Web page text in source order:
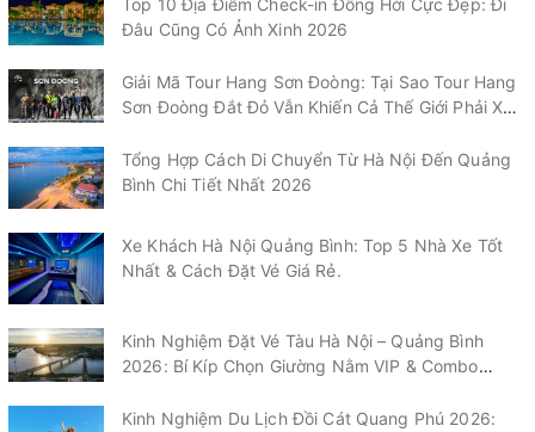
Top 10 Địa Điểm Check-in Đồng Hới Cực Đẹp: Đi
Đâu Cũng Có Ảnh Xinh 2026
Giải Mã Tour Hang Sơn Đoòng: Tại Sao Tour Hang
Sơn Đoòng Đắt Đỏ Vẫn Khiến Cả Thế Giới Phải Xếp
Tổng Hợp Cách Di Chuyển Từ Hà Nội Đến Quảng
Bình Chi Tiết Nhất 2026
Xe Khách Hà Nội Quảng Bình: Top 5 Nhà Xe Tốt
Nhất & Cách Đặt Vé Giá Rẻ.
Kinh Nghiệm Đặt Vé Tàu Hà Nội – Quảng Bình
2026: Bí Kíp Chọn Giường Nằm VIP & Combo
Kinh Nghiệm Du Lịch Đồi Cát Quang Phú 2026: